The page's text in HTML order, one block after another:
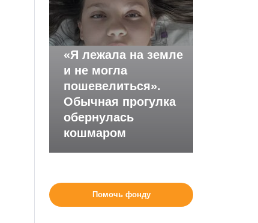
«Я лежала на земле
и не могла
пошевелиться».
Обычная прогулка
обернулась
кошмаром
Помочь фонду